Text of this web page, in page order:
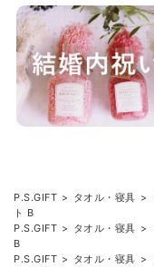
P.S.GIFT タオル・寝具
ト B
P.S.GIFT
タオル・寝具
B
P.S.GIFT
タオル・寝具